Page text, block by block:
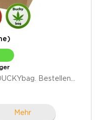
Bestellen...
Mehr